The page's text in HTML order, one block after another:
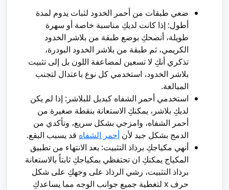
ضعي طبقات من أحمر الخدود لثبات يدوم لمدة
أطول: إذا كانت لديكِ مناسبة خاصة أو سهرة
طويلة، أنصحكِ بوضع طبقة من بلاشر الخدود
الكريمي، ثم طبقة من بلاشر الخدود البودرة،
تذكري أنكِ لا تسعين لمضاعفة اللون بل إلى تثبيت
بلاشر الخدود، استخدمي كل نوع باعتدال لتجنب
المبالغة.
استخدمي أحمر الشفاه كبديل للبلاشر: إذا لم يكن
لديكِ بلاشر، يمكنكِ الاستعانة بنقطة صغيرة من
أحمر الشفاه، وامزجي بشكل سريع، وتأكدي من
الدمج بشكل جيد لأن أحمر الشفاه قد يسبب البقع.
أنهي مكياجكِ برذاذ التثبيت: بعد الانتهاء من تطبيق
المكياج يمكنكِ ان تحتفظي بمكياجكِ ثابتاً بالاستعانة
برذاذ التثبيت، رشي الرذاذ على وجهكِ على شكل
حرف x لتغطية جميع جوانب الوجه مما يساعدكِ